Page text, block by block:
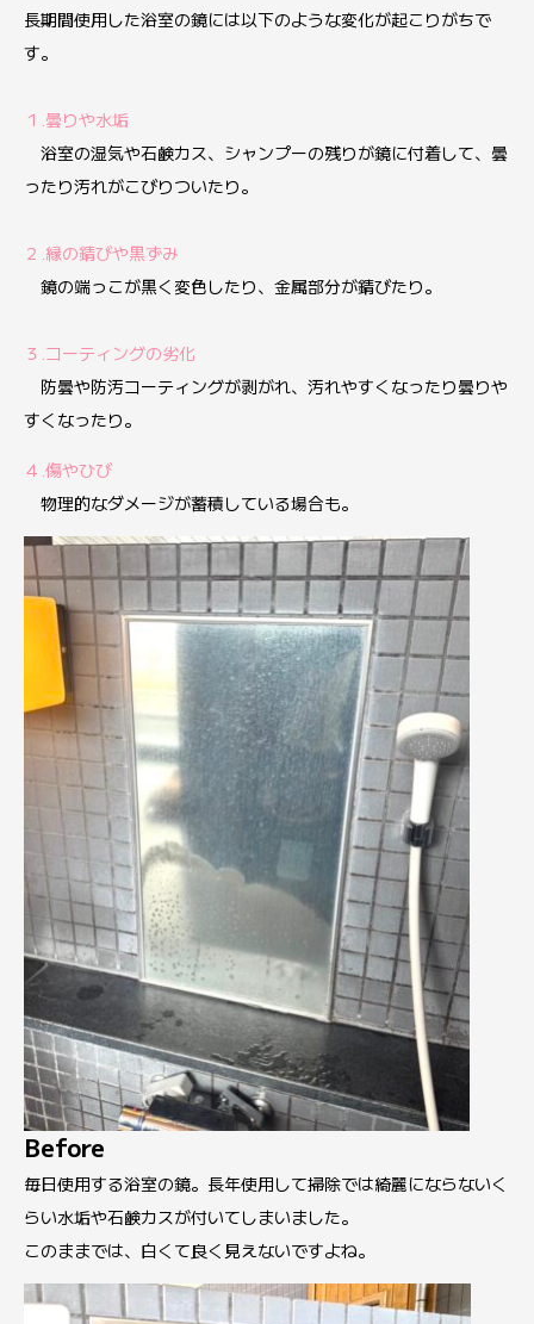
長期間使用した浴室の鏡には以下のような変化が起こりがちで
す。
１.曇りや水垢
浴室の湿気や石鹸カス、シャンプーの残りが鏡に付着して、曇
ったり汚れがこびりついたり。
２.縁の錆びや黒ずみ
鏡の端っこが黒く変色したり、金属部分が錆びたり。
３.コーティングの劣化
防曇や防汚コーティングが剥がれ、汚れやすくなったり曇りや
すくなったり。
４.傷やひび
物理的なダメージが蓄積している場合も。
Before
毎日使用する浴室の鏡。長年使用して掃除では綺麗にならないく
らい水垢や石鹸カスが付いてしまいました。
このままでは、白くて良く見えないですよね。